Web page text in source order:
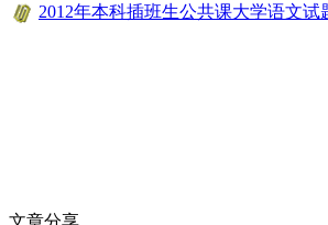
2012年本科插班生公共课大学语文试
文章分享